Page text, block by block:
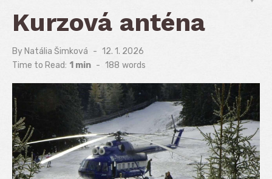
Kurzová anténa
By Natália Šimková
Posted
on
12. 1. 2026
Time to Read: 1 min - 188 words